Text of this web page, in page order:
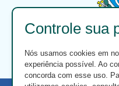
Controle sua
Nós usamos cookies em
experiência possível. Ao
concorda com esse uso.